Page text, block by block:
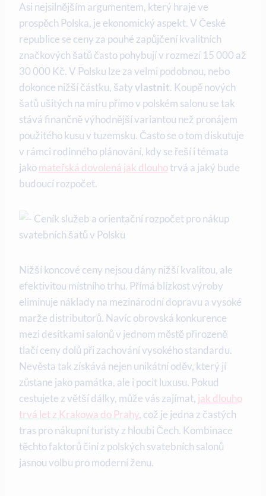
Asi nejsilnějším argumentem, který hraje ve
prospěch Polska, je ekonomický aspekt. V České
republice se ceny za pouhé zapůjčení kvalitních
značkových šatů často pohybují v rozmezí 15 000 až
30 000 Kč. V Polsku lze za velmi podobnou, nebo
dokonce nižší částku, šatyvlastnit. Koupě nových
šatů ušitých na míru přímo v polském salonu se tak
stává finančně výhodnější variantou než pronájem
použitého kusu v tuzemsku. Často se o tom diskutuje
v rámci rodinného plánování, kdy se řeší i témata
jakomateřská dovolená jak dlouhotrvá a jaký bude
budoucí rozpočet.
Nižší koncové ceny nejsou dány nižší kvalitou, ale
efektivitou místního trhu. Přímá blízkost výroby
eliminuje náklady na mezinárodní dopravu a vysoké
marže distributorů. Navíc obrovská konkurence
mezi desítkami salonů v jednom městě přirozeně
tlačí ceny dolů při zachování vysokého standardu.
Nevěsta tak získává nejen unikátní oděv, který jí
zůstane jako památka, ale i pocit luxusu. Pokud
cestujete z větší dálky, může vás zajímat, jak dlouho
trvá let z Krakowa do Prahy, což je jedna z častých
tras pro nákupní turisty z hloubi Čech. Kombinace
těchto faktorů činí z polských svatebních salonů
jasnou volbu pro moderní ženu.